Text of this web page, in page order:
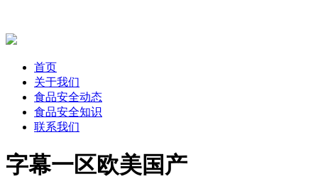
首页
关于我们
食品安全动态
食品安全知识
联系我们
字幕一区欧美国产